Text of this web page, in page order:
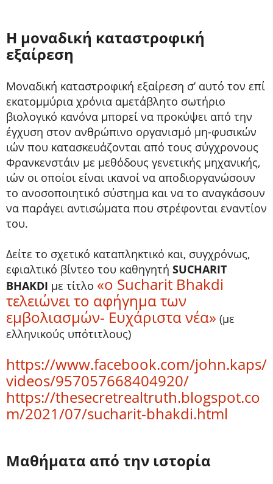
Η μοναδική καταστροφική
εξαίρεση
Μοναδική καταστροφική εξαίρεση σ’ αυτό τον επί
εκατομμύρια χρόνια αμετάβλητο σωτήριο
βιολογικό κανόνα μπορεί να προκύψει από την
έγχυση στον ανθρώπινο οργανισμό μη-φυσικών
ιών που κατασκευάζονται από τους σύγχρονους
Φρανκενστάιν με μεθόδους γενετικής μηχανικής,
ιών οι οποίοι είναι ικανοί να αποδιοργανώσουν
το ανοσοποιητικό σύστημα και να το αναγκάσουν
να παράγει αντισώματα που στρέφονται εναντίον
του.
Δείτε το σχετικό καταπληκτικό και, συγχρόνως,
εφιαλτικό βίντεο του καθηγητή SUCHARIT
BHAKDI με τίτλο «ο Sucharit Bhakdi
τελειώνει το αφήγημα των
εμβολιασμών- Ευχάριστα νέα» (με
ελληνικούς υπότιτλους)
https://www.facebook.com/john.kaps/
videos/957057668404920/
https://thesecretrealtruth.blogspot.co
m/2021/07/sucharit-bhakdi.html
Μαθήματα από την ιστορία